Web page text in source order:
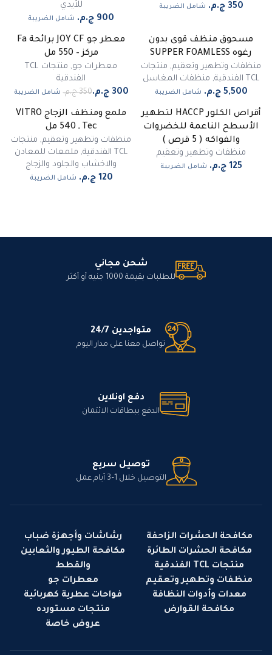
شامل الضريبة
للأيدي
شامل الضريبة
مسحوق منظف قوى بدون
رغوه SUPPER FOAMLESS
منظفات وتطهير وتعقيم, منتجات
TCL الفندقية
, منظفات المغاسل
شامل الضريبة
معطر جو JOY CF برائحة Fa
مركز – 550 مل
معطرات جو,
منتجات TCL
الفندقية
‏350 ج.م.‏ شامل الضريبة
أقراص الكلور HACCP لتطهير
الأسطح الناعمة للخضروات
والفواكه ( 5 قرص )
منظفات وتطهير وتعقيم
شامل الضريبة
ملمع ومنظف الزجاج VITRO
Tec ـ 540 مل
منظفات وتطهير وتعقيم, منتجات
TCL الفندقية
, ملمعات للمعادن
والاخشاب والجلود والزجاج
شامل الضريبة
شحن مجاني
للطلبات بقيمة 1000 جنيه أو أكثر
متواجدين 24/7
تواصل معنا على مدار اليوم
دفع اونلاين
الدفع ببطاقات الائتمان
توصيل سريع
التوصيل خلال 1–3 أيام عمل
مكافحة الحشرات الزاحفة
مكافحة الحشرات الطائرة
منتجات TCL الفندقية
منظفات وتطهير وتعقيم
معدات وأدوات النظافة
مكافحة القوارض
رشاشات وأجهزة ضباب
مكافحة الطيور والثعابين
والقطط
معطرات جو
فواحات عطرية كهربائية
منتجات مستورده
عروض خاصة